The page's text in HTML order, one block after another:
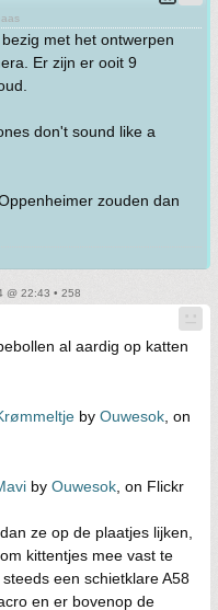
met het ontwerpen
Er zijn er ooit 9
don't sound like a
zouden dan
@ 22:43 • 258
al aardig op katten
by Ouwesok, on
by Ouwesok, on Flickr
ze op de plaatjes lijken,
kittentjes mee vast te
een schietklare A58
en er bovenop de